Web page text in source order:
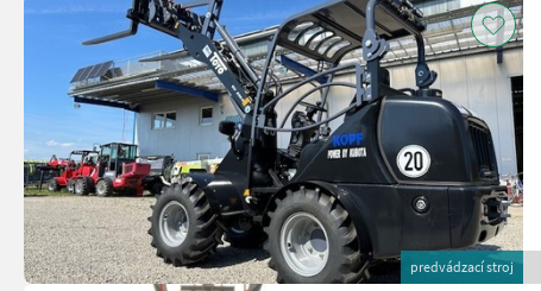
predvádzací stroj